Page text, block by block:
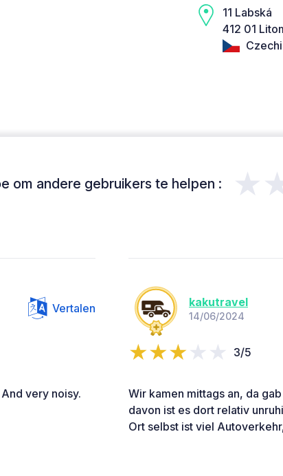
11 Labská
412 01
om andere gebruikers te helpen :
Vertalen
very noisy.
kakutravel
14/06/2024
3/5
Wir kamen mittags an, da
davon ist es dort relativ
Ort selbst ist viel